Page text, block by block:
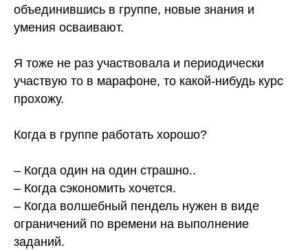
объединившись в группе, новые знания и
умения осваивают.
Я тоже не раз участвовала и периодически
участвую то в марафоне, то какой-нибудь курс
прохожу.
Когда в группе работать хорошо?
– Когда один на один страшно..
– Когда сэкономить хочется.
– Когда волшебный пендель нужен в виде
ограничений по времени на выполнение
заданий.